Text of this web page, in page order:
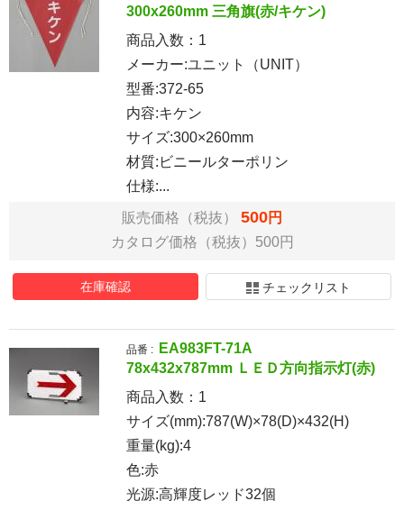
300x260mm 三角旗(赤/キケン)
商品入数： 1
メーカー:ユニット（UNIT）
型番:372-65
内容:キケン
サイズ:300×260mm
材質:ビニールターポリン
仕様:...
販売価格（税抜） 500円
カタログ価格（税抜）500円
在庫確認 チェックリスト
品番 :
EA983FT-71A
78x432x787mm ＬＥＤ方向指示灯(赤)
商品入数： 1
サイズ(mm):787(W)×78(D)×432(H)
重量(kg):4
色:赤
光源:高輝度レッド32個